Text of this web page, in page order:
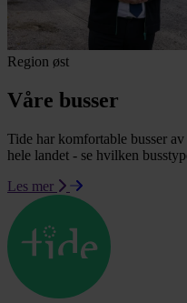
Region øst
Våre busser
Tide har komfortable busser
hele landet - se hvilken
Les mer